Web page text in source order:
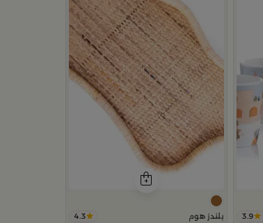
3.9 بلندز هوم 4.3